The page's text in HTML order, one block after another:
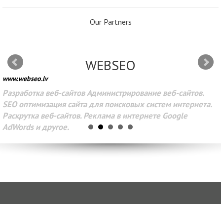
Our Partners
WEBSEO
www.webseo.lv
Разработка веб-сайтов Администрирование веб-сайтов.
SEO оптимизация сайта для поисковых систем интернета.
Раскрутка веб-сайтов. Реклама в интернете Google
AdWords и другое.